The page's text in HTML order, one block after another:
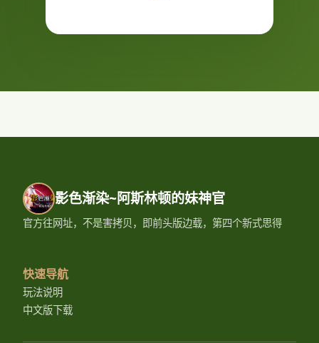
影色渐染~阿斯林顿的妹神官
官方往网址，不是害拷贝，即前头版边载，第四个新式思得
快速导航
玩法说明
中文版下载